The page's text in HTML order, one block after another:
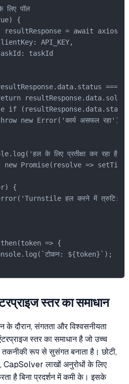
लिए पॉल
{
resultResponse = await
API_KEY,
taskId
===
if
new Error('कार्य असफल रहा');
के लिए प्रतीक्षा कर रहा
new Promise(resolve =>
{
हल करने में
=> {
${token}`);
स्तर का समाधान
दौरान, संगतता और विश्वसनीयता
स्तर का समाधान है जो उच्च
रूप से सुसंगत बनाता है। छोटी,
CapSolver लाखों अनुरोधों के लिए
है बिना प्रदर्शन में कमी के। इसके